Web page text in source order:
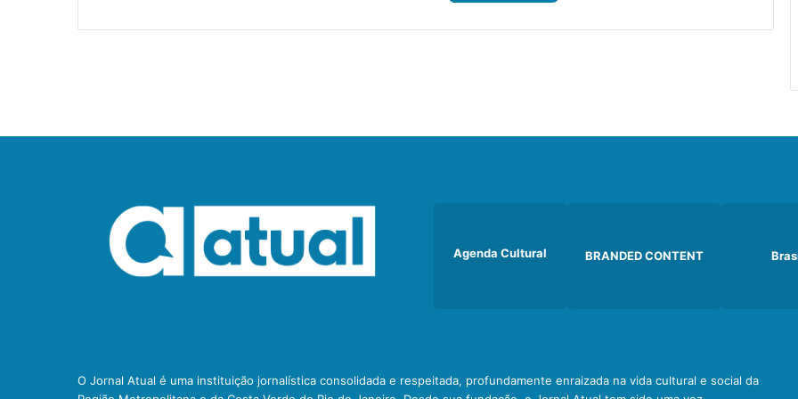
Agenda Cultural BRANDED CONTENT
O Jornal Atual é uma instituição jornalística consolidada e respeitada, profundamente enraizada na vida cultural e social da